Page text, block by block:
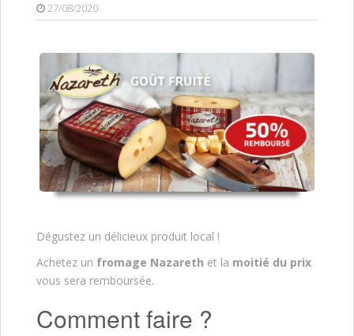
27/08/2020
Dégustez un délicieux produit local !
Achetez un fromage Nazareth et la moitié du prix
vous sera remboursée.
Comment faire ?